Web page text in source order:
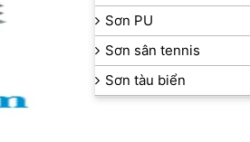
Sơn PU
Sơn sân tennis
Sơn tàu biển